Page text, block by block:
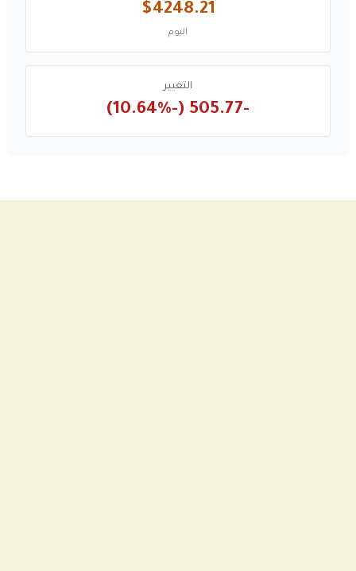
$4248.21
اليوم
التغيير
-505.77 (-10.64%)